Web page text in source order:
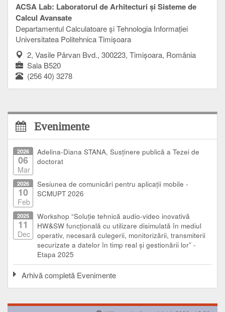
ACSA Lab: Laboratorul de Arhitecturi și Sisteme de
Calcul Avansate
Departamentul Calculatoare și Tehnologia Informației
Universitatea Politehnica Timișoara
2, Vasile Pârvan Bvd., 300223, Timișoara, România
Sala B520
(256 40) 3278
Evenimente
2026
06
Mar
Adelina-Diana STANA, Susținere publică a Tezei de
doctorat
2026
10
Feb
Sesiunea de comunicări pentru aplicații mobile -
SCMUPT 2026
2025
11
Dec
Workshop “Soluție tehnică audio-video inovativă
HW&SW funcțională cu utilizare disimulată în mediul
operativ, necesară culegerii, monitorizării, transmiterii
securizate a datelor în timp real și gestionării lor” -
Etapa 2025
Arhivă completă Evenimente